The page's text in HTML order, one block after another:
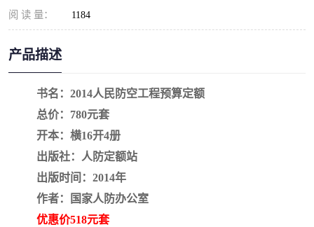
阅 读 量： 1184
产品描述
书名：2014人民防空工程预算定额
总价：780元套
开本：横16开4册
出版社：人防定额站
出版时间：2014年
作者：国家人防办公室
优惠价518元套
额
电子工程概预算定额
疏浚工程预算定额
吉林建设工程计价定额
福建建设工程预算定额
辽宁省工程计价定额
江西省建筑工程预算定额